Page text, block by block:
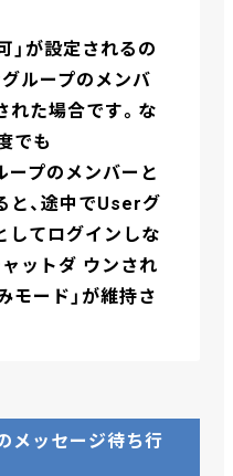
」が設定されるの
ループのメンバ
れた場合です。な
でも
プのメンバーと
と、途中でUserグ
してログインしな
ットダ ウンされ
モード」が維持さ
メッセージ待ち行